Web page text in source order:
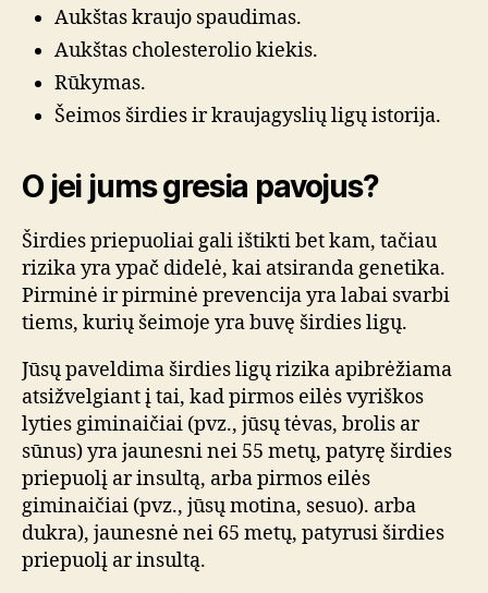
Aukštas kraujo spaudimas.
Aukštas cholesterolio kiekis.
Rūkymas.
Šeimos širdies ir kraujagyslių ligų istorija.
O jei jums gresia pavojus?
Širdies priepuoliai gali ištikti bet kam, tačiau
rizika yra ypač didelė, kai atsiranda genetika.
Pirminė ir pirminė prevencija yra labai svarbi
tiems, kurių šeimoje yra buvę širdies ligų.
Jūsų paveldima širdies ligų rizika apibrėžiama
atsižvelgiant į tai, kad pirmos eilės vyriškos
lyties giminaičiai (pvz., jūsų tėvas, brolis ar
sūnus) yra jaunesni nei 55 metų, patyrę širdies
priepuolį ar insultą, arba pirmos eilės
giminaičiai (pvz., jūsų motina, sesuo). arba
dukra), jaunesnė nei 65 metų, patyrusi širdies
priepuolį ar insultą.